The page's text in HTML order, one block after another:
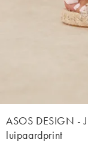
ASOS DESIGN -
luipaardprint